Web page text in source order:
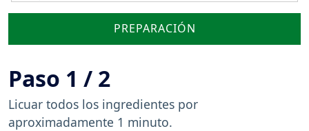
PREPARACIÓN
Paso 1 / 2
Licuar todos los ingredientes por
aproximadamente 1 minuto.